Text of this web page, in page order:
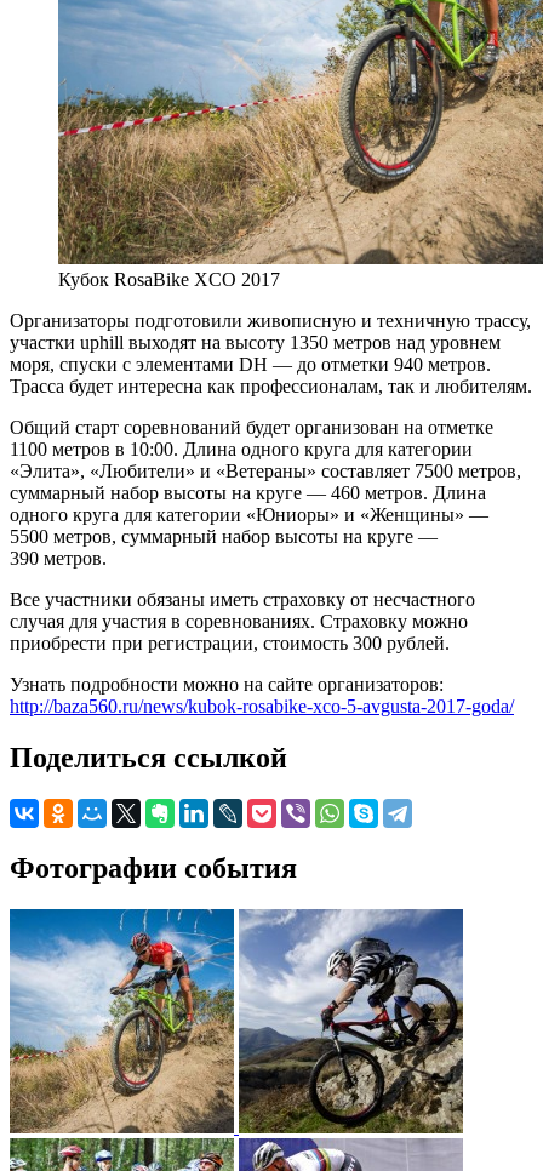
Кубок RosaBike XCO 2017
Организаторы подготовили живописную и техничную трассу,
участки uphill выходят на высоту 1350 метров над уровнем
моря, спуски с элементами DH — до отметки 940 метров.
Трасса будет интересна как профессионалам, так и любителям.
Общий старт соревнований будет организован на отметке
1100 метров в 10:00. Длина одного круга для категории
«Элита», «Любители» и «Ветераны» составляет 7500 метров,
суммарный набор высоты на круге — 460 метров. Длина
одного круга для категории «Юниоры» и «Женщины» —
5500 метров, суммарный набор высоты на круге —
390 метров.
Все участники обязаны иметь страховку от несчастного
случая для участия в соревнованиях. Страховку можно
приобрести при регистрации, стоимость 300 рублей.
Узнать подробности можно на сайте организаторов:
http://baza560.ru/news/kubok-rosabike-xco-5-avgusta-2017-goda/
Поделиться ссылкой
Фотографии события